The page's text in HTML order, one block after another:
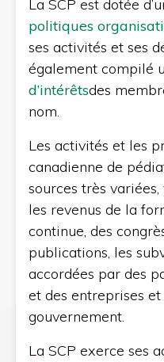
La SCP est dotée
politiques
ses activités et ses
également compilé
d’intérêtsdes
nom.
Les activités et les
canadienne de
sources très
les revenus de la
continue, des
publications, les
accordées par des
et des entreprises
gouvernement.
La SCP exerce ses